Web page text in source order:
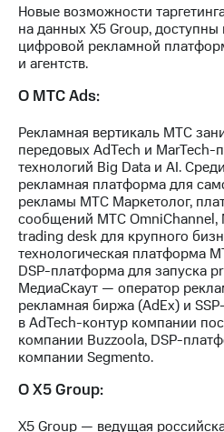
акций
Дивиденды
Рынок
облигаций
Описание
Уведомление
о
погашении
именных
облигаций
Другое
Регистратор
Реквизиты
Контакты
развитие
деловая этика
На главную
Новые возможности
на данных X5 Group,
цифровой рекламной
и агентств.
О МТС Ads:
Рекламная вертикаль МТС
передовых AdTech и MarTech-
технологий Big Data и AI.
рекламная платформа для
рекламы МТС Маркетолог,
сообщений МТС OmniChannel,
trading desk для крупного
технологическая платформа
DSP-платформа для запуска
МедиаСкаут — оператор
рекламная биржа (AdEx) и
в AdTech-контур компании
компании Buzzoola, DSP-
компании Segmento.
О Х5 Group:
X5 Group — ведущая